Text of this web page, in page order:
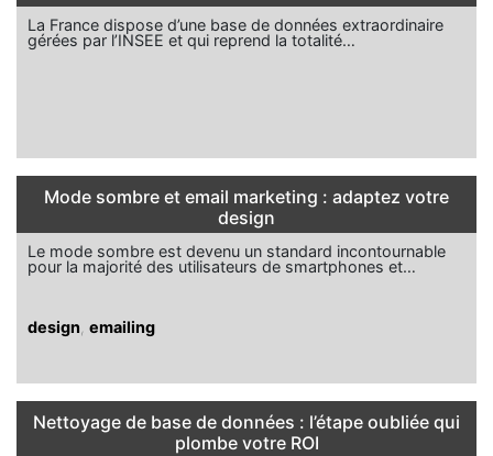
La France dispose d’une base de données extraordinaire
gérées par l’INSEE et qui reprend la totalité…
Mode sombre et email marketing : adaptez votre
design
Le mode sombre est devenu un standard incontournable
pour la majorité des utilisateurs de smartphones et…
design emailing
Nettoyage de base de données : l’étape oubliée qui
plombe votre ROI